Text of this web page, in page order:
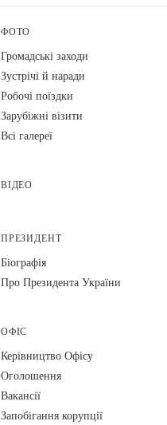
ФОТО
Громадські заходи
Зустрічі й наради
Робочі поїздки
Зарубіжні візити
Всі галереї
ВІДЕО
ПРЕЗИДЕНТ
Біографія
Про Президента України
ОФІС
Керівництво Офісу
Оголошення
Вакансії
Запобігання корупції